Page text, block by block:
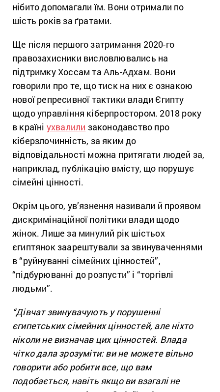
нібито допомагали їм. Вони отримали по
шість років за ґратами.
Ще після першого затримання 2020-го
правозахисники висловлювались на
підтримку Хоссам та Аль-Адхам. Вони
говорили про те, що тиск на них є ознакою
нової репресивної тактики влади Єгипту
щодо управління кіберпростором. 2018 року
в країні ухвалили законодавство про
кіберзлочинність, за яким до
відповідальності можна притягати людей за,
наприклад, публікацію вмісту, що порушує
сімейні цінності.
Окрім цього, ув’язнення називали й проявом
дискримінаційної політики влади щодо
жінок. Лише за минулий рік шістьох
єгиптянок заарештували за звинуваченнями
в “руйнуванні сімейних цінностей”,
“підбурюванні до розпусти” і “торгівлі
людьми”.
“Дівчат звинувачують у порушенні
єгипетських сімейних цінностей, але ніхто
ніколи не визначав цих цінностей. Влада
чітко дала зрозуміти: ви не можете вільно
говорити або робити все, що вам
подобається, навіть якщо ви взагалі не